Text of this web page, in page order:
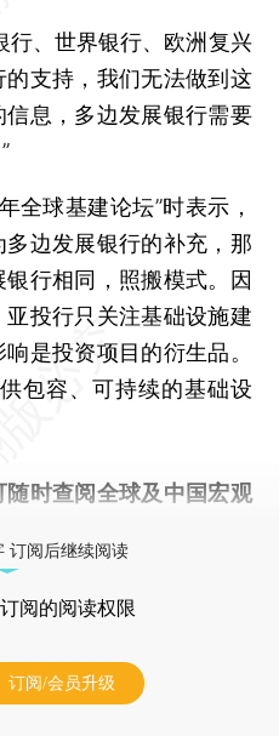
、世界银行、欧洲复兴
支持，我们无法做到这
息，多边发展银行需要
球基建论坛”时表示，
边发展银行的补充，那
行相同，照搬模式。因
投行只关注基础设施建
是投资项目的衍生品。
包容、可持续的基础设
随时查阅全球及中国宏观
订阅后继续阅读
阅的阅读权限
订阅/会员升级